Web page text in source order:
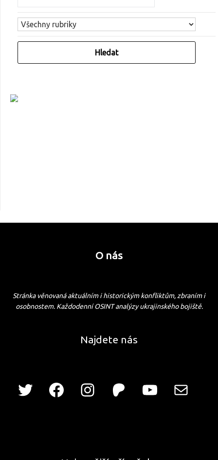
O nás
Stránka věnovaná aktuálním i historickým konfliktům, zbraním i
osobnostem. Každodenní OSINT analýzy ukrajinského bojiště.
Najdete nás